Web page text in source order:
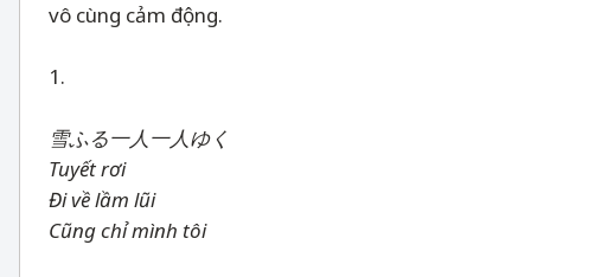
vô cùng cảm động.
1.
雪ふる一人一人ゆく
Tuyết rơi
Đi về lầm lũi
Cũng chỉ mình tôi